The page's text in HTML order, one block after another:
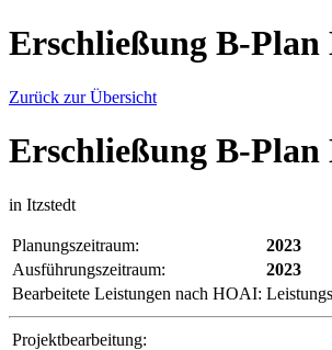
Erschließung B-Plan
Zurück zur Übersicht
Erschließung B-Plan
in Itzstedt
Planungszeitraum:
2023
Ausführungszeitraum:
2023
Bearbeitete Leistungen nach HOAI:
Projektbearbeitung: